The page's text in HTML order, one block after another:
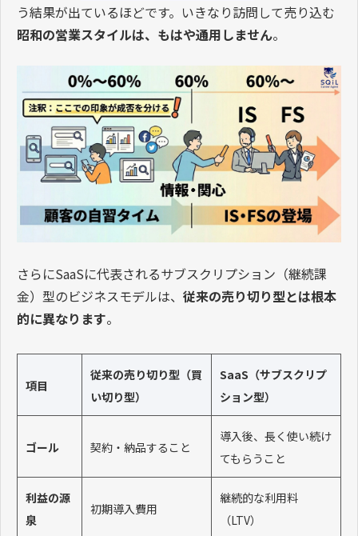
う結果が出ているほどです。いきなり訪問して売り込む
昭和の営業スタイルは、もはや通用しません。
さらにSaaSに代表されるサブスクリプション（継続課
金）型のビジネスモデルは、 従来の売り切り型とは根本
的に異なります。
項目
従来の売り切り型（買
い切り型）
SaaS（サブスクリプ
ション型）
ゴール 契約・納品すること
導入後、長く使い続け
てもらうこと
利益の源
泉
初期導入費用
継続的な利用料
（LTV）